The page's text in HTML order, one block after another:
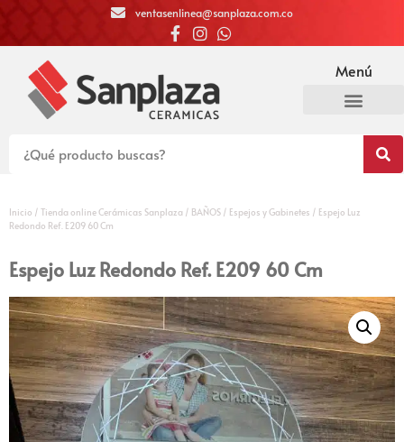
ventasenlinea@sanplaza.com.co
Menú
Inicio / Tienda online Cerámicas Sanplaza / BAÑOS / Espejos y Gabinetes / Espejo Luz
Redondo Ref. E209 60 Cm
Espejo Luz Redondo Ref. E209 60 Cm